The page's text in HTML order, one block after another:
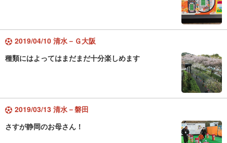
2019/04/10 清水－Ｇ大阪
種類にはよってはまだまだ十分楽しめます
2019/03/13 清水－磐田
さすが静岡のお母さん！